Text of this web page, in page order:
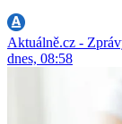
Aktuálně.cz -
dnes, 08:58